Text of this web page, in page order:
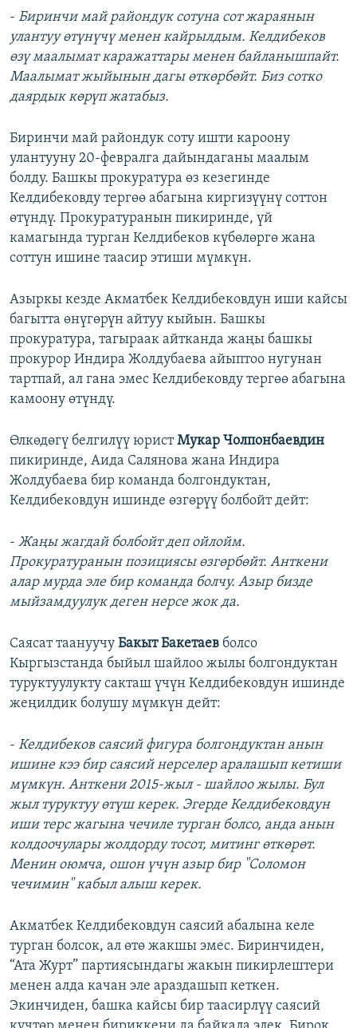
- Биринчи май райондук сотуна сот жараянын
улантуу өтүнүчү менен кайрылдым. Келдибеков
өзү маалымат каражаттары менен байланышпайт.
Маалымат жыйынын дагы өткөрбөйт. Биз сотко
даярдык көрүп жатабыз.
Биринчи май райондук соту ишти кароону
улантууну 20-февралга дайындаганы маалым
болду. Башкы прокуратура өз кезегинде
Келдибековду тергөө абагына киргизүүнү соттон
өтүндү. Прокуратуранын пикиринде, үй
камагында турган Келдибеков күбөлөргө жана
соттун ишине таасир этиши мүмкүн.
Азыркы кезде Акматбек Келдибековдун иши кайсы
багытта өнүгөрүн айтуу кыйын. Башкы
прокуратура, тагыраак айтканда жаңы башкы
прокурор Индира Жолдубаева айыптоо нугунан
тартпай, ал гана эмес Келдибековду тергөө абагына
камоону өтүндү.
Өлкөдөгү белгилүү юристМукар Чолпонбаевдин
пикиринде, Аида Салянова жана Индира
Жолдубаева бир команда болгондуктан,
Келдибековдун ишинде өзгөрүү болбойт дейт:
- Жаңы жагдай болбойт деп ойлойм.
Прокуратуранын позициясы өзгөрбөйт. Анткени
алар мурда эле бир команда болчу. Азыр бизде
мыйзамдуулук деген нерсе жок да.
Саясат таануучу Бакыт Бакетаев болсо
Кыргызстанда быйыл шайлоо жылы болгондуктан
туруктуулукту сакташ үчүн Келдибековдун ишинде
жеңилдик болушу мүмкүн дейт:
- Келдибеков саясий фигура болгондуктан анын
ишине кээ бир саясий нерселер аралашып кетиши
мүмкүн. Анткени 2015-жыл - шайлоо жылы. Бул
жыл туруктуу өтүш керек. Эгерде Келдибековдун
иши терс жагына чечиле турган болсо, анда анын
колдоочулары жолдорду тосот, митинг өткөрөт.
Менин оюмча, ошон үчүн азыр бир "Соломон
чечимин" кабыл алыш керек.
Акматбек Келдибековдун саясий абалына келе
турган болсок, ал өтө жакшы эмес. Биринчиден,
“Ата Журт” партиясындагы жакын пикирлештери
менен алда качан эле араздашып кеткен.
Экинчиден, башка кайсы бир таасирлүү саясий